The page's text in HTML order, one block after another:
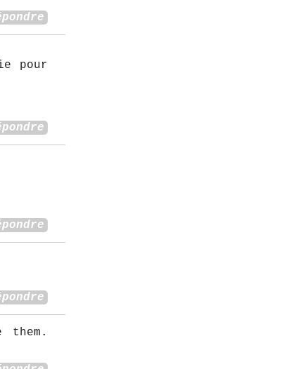
pour